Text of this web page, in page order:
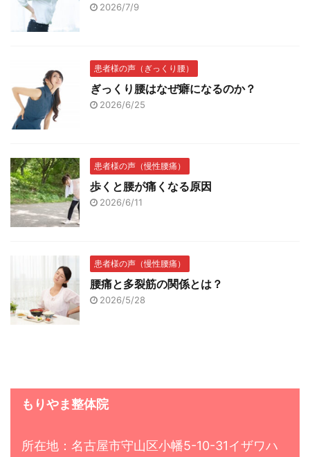
2026/7/9
患者様の声（ぎっくり腰）
ぎっくり腰はなぜ癖になるのか？
2026/6/25
患者様の声（慢性腰痛）
歩くと腰が痛くなる原因
2026/6/11
患者様の声（慢性腰痛）
腰痛と多裂筋の関係とは？
2026/5/28
もりやま整体院
所在地：名古屋市守山区小幡5-10-31イザワハ